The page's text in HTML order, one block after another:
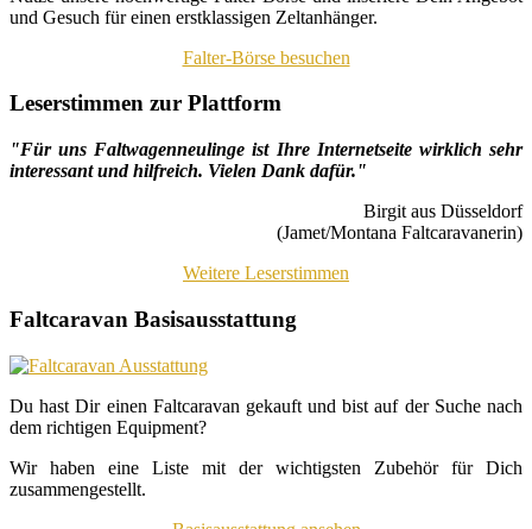
und Gesuch für einen erstklassigen Zeltanhänger.
Falter-Börse besuchen
Leserstimmen zur Plattform
"Für uns Faltwagenneulinge ist Ihre Internetseite wirklich sehr
interessant und hilfreich. Vielen Dank dafür."
Birgit aus Düsseldorf
(Jamet/Montana Faltcaravanerin)
Weitere Leserstimmen
Faltcaravan Basisausstattung
Du hast Dir einen Faltcaravan gekauft und bist auf der Suche nach
dem richtigen Equipment?
Wir haben eine Liste mit der wichtigsten Zubehör für Dich
zusammengestellt.